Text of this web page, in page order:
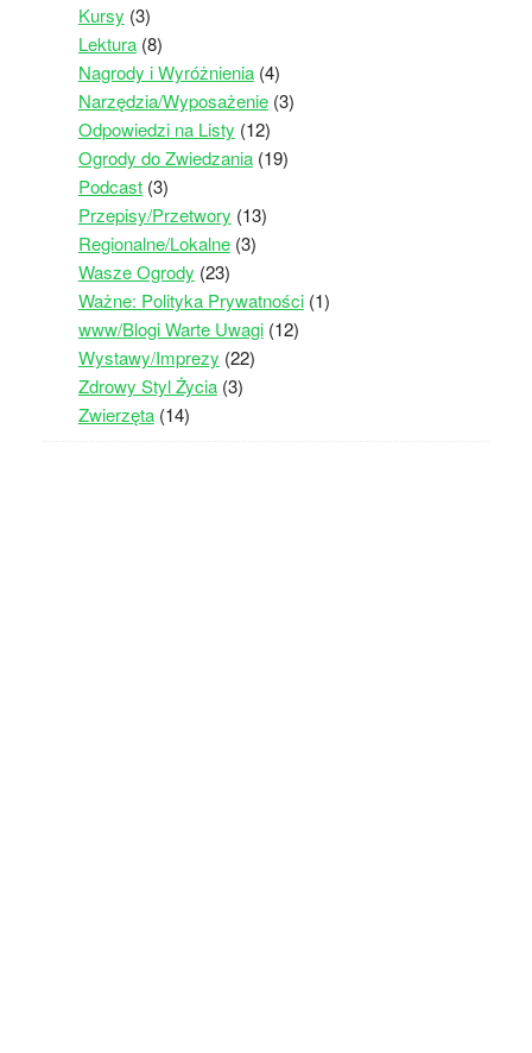
Kursy (3)
Lektura(8)
Nagrody i Wyróżnienia(4)
Narzędzia/Wyposażenie(3)
Odpowiedzi na Listy (12)
Ogrody do Zwiedzania(19)
Podcast(3)
Przepisy/Przetwory (13)
Regionalne/Lokalne(3)
Wasze Ogrody (23)
Ważne: Polityka Prywatności(1)
www/Blogi Warte Uwagi(12)
Wystawy/Imprezy (22)
Zdrowy Styl Życia(3)
Zwierzęta(14)